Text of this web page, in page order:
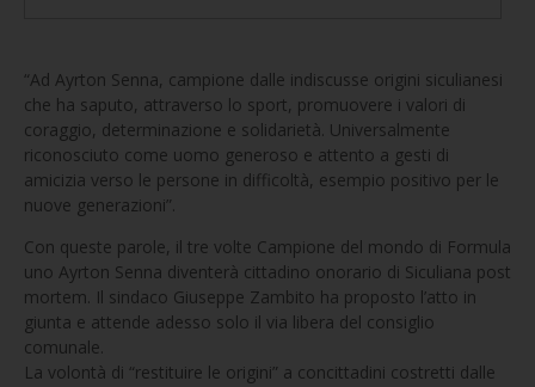
“Ad Ayrton Senna, campione dalle indiscusse origini siculianesi
che ha saputo, attraverso lo sport, promuovere i valori di
coraggio, determinazione e solidarietà. Universalmente
riconosciuto come uomo generoso e attento a gesti di
amicizia verso le persone in difficoltà, esempio positivo per le
nuove generazioni”.
Con queste parole, il tre volte Campione del mondo di Formula
uno Ayrton Senna diventerà cittadino onorario di Siculiana post
mortem. Il sindaco Giuseppe Zambito ha proposto l’atto in
giunta e attende adesso solo il via libera del consiglio
comunale.
La volontà di “restituire le origini” a concittadini costretti dalle